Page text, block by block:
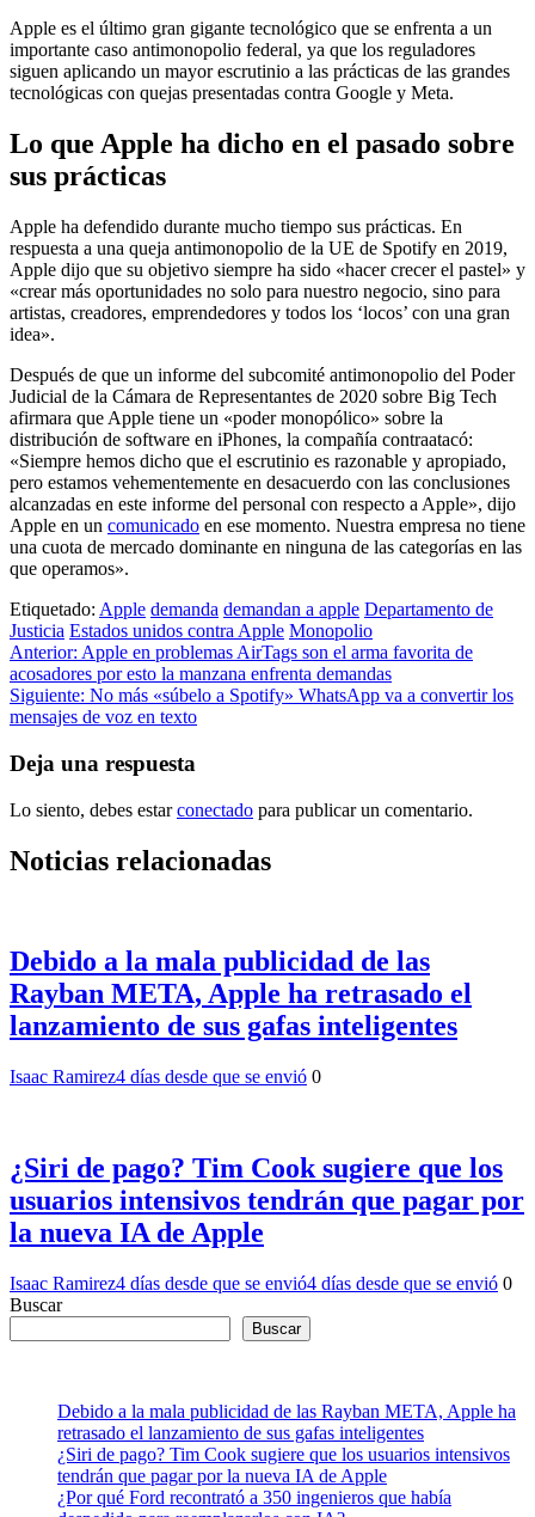
Apple es el último gran gigante tecnológico que se enfrenta a un
importante caso antimonopolio federal, ya que los reguladores
siguen aplicando un mayor escrutinio a las prácticas de las grandes
tecnológicas con quejas presentadas contra Google y Meta.
Lo que Apple ha dicho en el pasado sobre
sus prácticas
Apple ha defendido durante mucho tiempo sus prácticas. En
respuesta a una queja antimonopolio de la UE de Spotify en 2019,
Apple dijo que su objetivo siempre ha sido «hacer crecer el pastel» y
«crear más oportunidades no solo para nuestro negocio, sino para
artistas, creadores, emprendedores y todos los ‘locos’ con una gran
idea».
Después de que un informe del subcomité antimonopolio del Poder
Judicial de la Cámara de Representantes de 2020 sobre Big Tech
afirmara que Apple tiene un «poder monopólico» sobre la
distribución de software en iPhones, la compañía contraatacó:
«Siempre hemos dicho que el escrutinio es razonable y apropiado,
pero estamos vehementemente en desacuerdo con las conclusiones
alcanzadas en este informe del personal con respecto a Apple», dijo
Apple en un comunicado en ese momento. Nuestra empresa no tiene
una cuota de mercado dominante en ninguna de las categorías en las
que operamos».
Etiquetado: Apple demanda demandan a apple Departamento de
Justicia Estados unidos contra Apple Monopolio
Navegación
de
entradas
Anterior: Apple en problemas AirTags son el arma favorita de
acosadores por esto la manzana enfrenta demandas
Siguiente: No más «súbelo a Spotify» WhatsApp va a convertir los
mensajes de voz en texto
Deja una respuesta
Lo siento, debes estarconectado para publicar un comentario.
Noticias relacionadas
Debido a la mala publicidad de las
Rayban META, Apple ha retrasado el
lanzamiento de sus gafas inteligentes
Isaac Ramirez4 días desde que se envió 0
¿Siri de pago? Tim Cook sugiere que los
usuarios intensivos tendrán que pagar por
la nueva IA de Apple
Isaac Ramirez4 días desde que se envió4 días desde que se envió 0
Buscar
Buscar
Debido a la mala publicidad de las Rayban META, Apple ha
retrasado el lanzamiento de sus gafas inteligentes
¿Siri de pago? Tim Cook sugiere que los usuarios intensivos
tendrán que pagar por la nueva IA de Apple
¿Por qué Ford recontrató a 350 ingenieros que había